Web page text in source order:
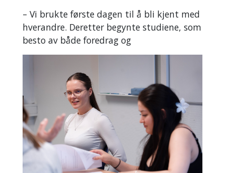
– Vi brukte første dagen til å bli kjent med
hverandre. Deretter begynte studiene, som
besto av både foredrag og